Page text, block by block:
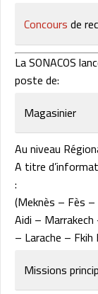
Concoursde
La SONACOS
poste de:
Magasinier
Au niveau
A titre
:
(Meknès – Fès
Aidi –
– Larache –
Missions